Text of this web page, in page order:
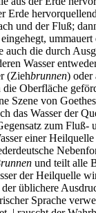
Erde
und der Fluß;
ummauert
auch die durch
Wasser
(Ziehbrunnen) oder
die Oberfläche
Szene von
das Wasser der
zum Fluß-
einer
und teilt alle
der Heilquelle
der üblichere
Sprache